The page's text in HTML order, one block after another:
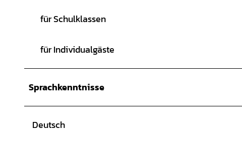
für Schulklassen
für Individualgäste
Sprachkenntnisse
Deutsch